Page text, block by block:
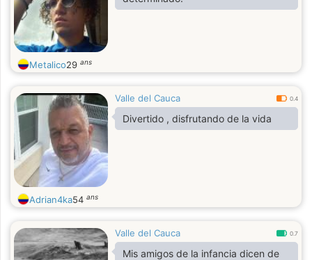
Metalico29 ans
Valle del Cauca 0.4
Divertido , disfrutando de la vida
Adrian4ka54 ans
Valle del Cauca 0.7
Mis amigos de la infancia dicen de